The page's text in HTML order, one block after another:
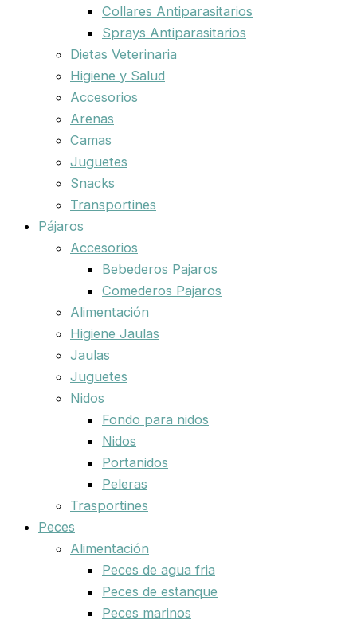
Collares Antiparasitarios
Sprays Antiparasitarios
Dietas Veterinaria
Higiene y Salud
Accesorios
Arenas
Camas
Juguetes
Snacks
Transportines
Pájaros
Accesorios
Bebederos Pajaros
Comederos Pajaros
Alimentación
Higiene Jaulas
Jaulas
Juguetes
Nidos
Fondo para nidos
Nidos
Portanidos
Peleras
Trasportines
Peces
Alimentación
Peces de agua fria
Peces de estanque
Peces marinos